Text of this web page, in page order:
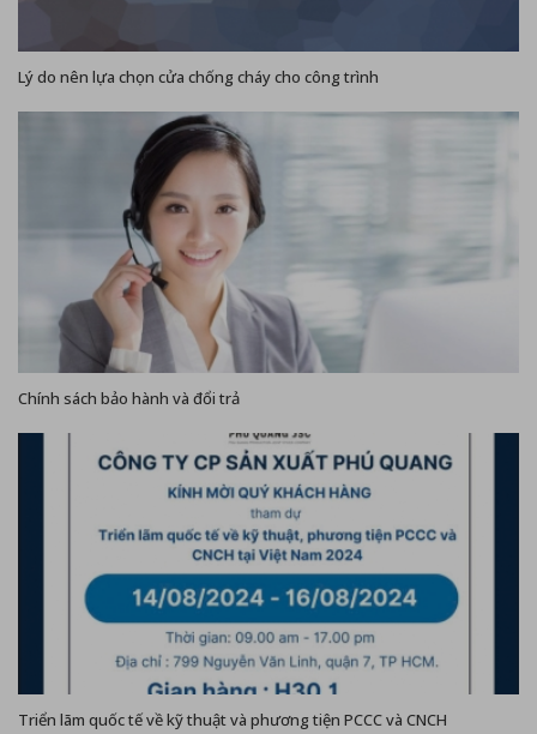
Lý do nên lựa chọn cửa chống cháy cho công trình
Chính sách bảo hành và đổi trả
Triển lãm quốc tế về kỹ thuật và phương tiện PCCC và CNCH